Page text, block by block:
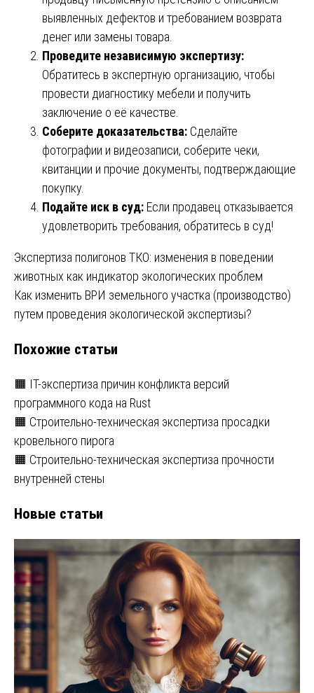
выявленных дефектов и требованием возврата
денег или замены товара.
Проведите независимую экспертизу:
Обратитесь в экспертную организацию, чтобы
провести диагностику мебели и получить
заключение о её качестве.
Соберите доказательства: Сделайте
фотографии и видеозаписи, соберите чеки,
квитанции и прочие документы, подтверждающие
покупку.
Подайте иск в суд: Если продавец отказывается
удовлетворить требования, обратитесь в суд!
Навигация
по
записям
Экспертиза полигонов ТКО: изменения в поведении
животных как индикатор экологических проблем
Как изменить ВРИ земельного участка (производство)
путем проведения экологической экспертизы?
Похожие статьи
🟧 IT-экспертиза причин конфликта версий
программного кода на Rust
🟧 Строительно-техническая экспертиза просадки
кровельного пирога
🟧 Строительно-техническая экспертиза прочности
внутренней стены
Новые статьи